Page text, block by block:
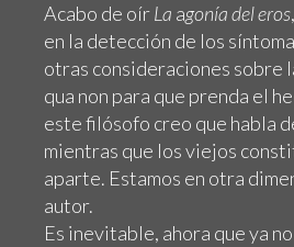
Acabo de oírLa agonía del eros
en la detección de los
otras consideraciones sobre
qua non para que prenda el
este filósofo creo que habla
mientras que los viejos
aparte. Estamos en otra
autor.
Es inevitable, ahora que ya